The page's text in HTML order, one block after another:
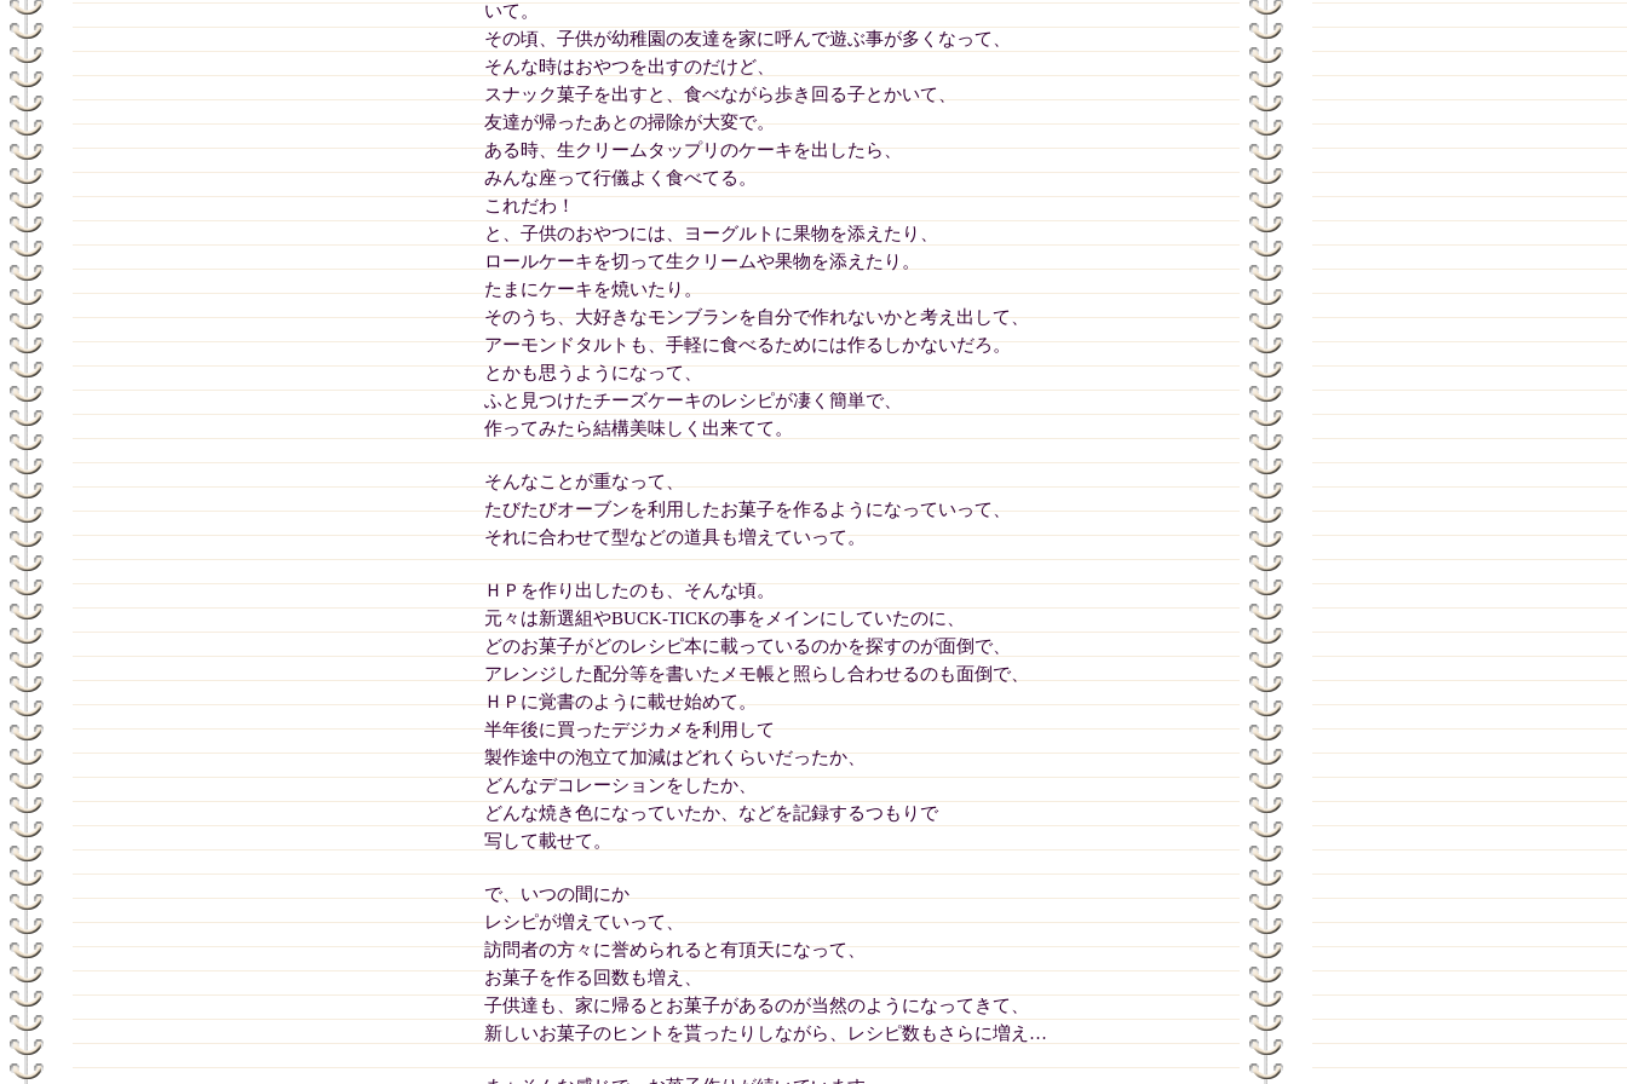
いて。
その頃、子供が幼稚園の友達を家に呼んで遊ぶ事が多くなって、
そんな時はおやつを出すのだけど、
スナック菓子を出すと、食べながら歩き回る子とかいて、
友達が帰ったあとの掃除が大変で。
ある時、生クリームタップリのケーキを出したら、
みんな座って行儀よく食べてる。
これだわ！
と、子供のおやつには、ヨーグルトに果物を添えたり、
ロールケーキを切って生クリームや果物を添えたり。
たまにケーキを焼いたり。
そのうち、大好きなモンブランを自分で作れないかと考え出して、
アーモンドタルトも、手軽に食べるためには作るしかないだろ。
とかも思うようになって、
ふと見つけたチーズケーキのレシピが凄く簡単で、
作ってみたら結構美味しく出来てて。
そんなことが重なって、
たびたびオーブンを利用したお菓子を作るようになっていって、
それに合わせて型などの道具も増えていって。
ＨＰを作り出したのも、そんな頃。
元々は新選組やBUCK-TICKの事をメインにしていたのに、
どのお菓子がどのレシピ本に載っているのかを探すのが面倒で、
アレンジした配分等を書いたメモ帳と照らし合わせるのも面倒で、
ＨＰに覚書のように載せ始めて。
半年後に買ったデジカメを利用して
製作途中の泡立て加減はどれくらいだったか、
どんなデコレーションをしたか、
どんな焼き色になっていたか、などを記録するつもりで
写して載せて。
で、いつの間にか
レシピが増えていって、
訪問者の方々に誉められると有頂天になって、
お菓子を作る回数も増え、
子供達も、家に帰るとお菓子があるのが当然のようになってきて、
新しいお菓子のヒントを貰ったりしながら、レシピ数もさらに増え…